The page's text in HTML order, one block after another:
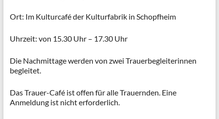
Ort: Im Kulturcafé der Kulturfabrik in Schopfheim
Uhrzeit: von 15.30 Uhr – 17.30 Uhr
Die Nachmittage werden von zwei Trauerbegleiterinnen
begleitet.
Das Trauer-Café ist offen für alle Trauernden. Eine
Anmeldung ist nicht erforderlich.